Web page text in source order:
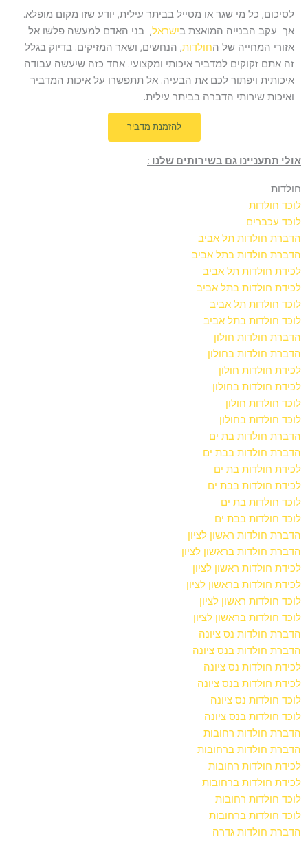
לסיכום, כל מי שגר או מטייל בביתר עילית, יודע שזו מקום מופלא.
אך עקב הבנייה המואצת בישראל, בני האדם למעשה פלשו אל
אזורי המחייה של החולדות, הנחשים, ושאר המזיקים. בדיוק בגלל
זה אתם זקוקים למדביר איכותי ומקצועי. אחד כזה שיעשה עבודה
איכותית ויפתור לכם את הבעיה. אל תתפשרו על איכות המדביר
ואיכות שירותי הדברה בביתר עילית.
להזמנת מדביר
אולי תתעניינו גם בשירותים שלנו :
חולדות
לוכד חולדות
לוכד עכברים
הדברת חולדות תל אביב
הדברת חולדות בתל אביב
לכידת חולדות תל אביב
לכידת חולדות בתל אביב
לוכד חולדות תל אביב
לוכד חולדות בתל אביב
הדברת חולדות חולון
הדברת חולדות בחולון
לכידת חולדות חולון
לכידת חולדות בחולון
לוכד חולדות חולון
לוכד חולדות בחולון
הדברת חולדות בת ים
הדברת חולדות בבת ים
לכידת חולדות בת ים
לכידת חולדות בבת ים
לוכד חולדות בת ים
לוכד חולדות בבת ים
הדברת חולדות ראשון לציון
הדברת חולדות בראשון לציון
לכידת חולדות ראשון לציון
לכידת חולדות בראשון לציון
לוכד חולדות ראשון לציון
לוכד חולדות בראשון לציון
הדברת חולדות נס ציונה
הדברת חולדות בנס ציונה
לכידת חולדות נס ציונה
לכידת חולדות בנס ציונה
לוכד חולדות נס ציונה
לוכד חולדות בנס ציונה
הדברת חולדות רחובות
הדברת חולדות ברחובות
לכידת חולדות רחובות
לכידת חולדות ברחובות
לוכד חולדות רחובות
לוכד חולדות ברחובות
הדברת חולדות גדרה